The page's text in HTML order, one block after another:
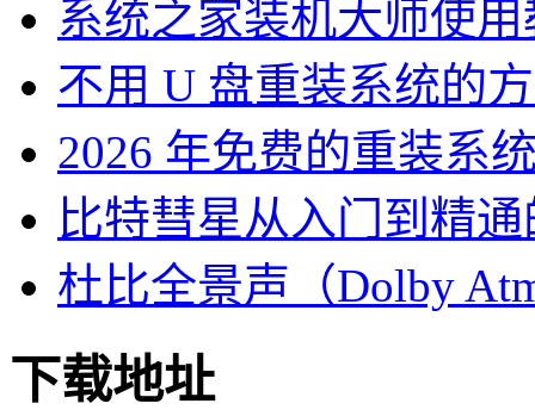
系统之家装机大师使
不用 U 盘重装系统的
2026 年免费的重装系
比特彗星从入门到精
杜比全景声（Dolby
下载地址